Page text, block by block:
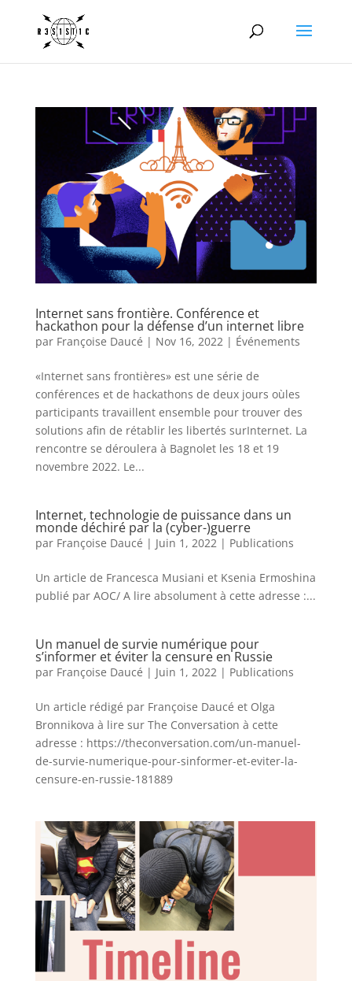
Internet sans frontière. Conférence et
hackathon pour la défense d’un internet libre
par Françoise Daucé | Nov 16, 2022| Événements
«Internet sans frontières» est une série de
conférences et de hackathons de deux jours oùles
participants travaillent ensemble pour trouver des
solutions afin de rétablir les libertés surInternet. La
rencontre se déroulera à Bagnolet les 18 et 19
novembre 2022. Le...
Internet, technologie de puissance dans un
monde déchiré par la (cyber-)guerre
par Françoise Daucé | Juin 1, 2022| Publications
Un article de Francesca Musiani et Ksenia Ermoshina
publié par AOC/ A lire absolument à cette adresse :...
Un manuel de survie numérique pour
s’informer et éviter la censure en Russie
par Françoise Daucé | Juin 1, 2022| Publications
Un article rédigé par Françoise Daucé et Olga
Bronnikova à lire sur The Conversation à cette
adresse : https://theconversation.com/un-manuel-
de-survie-numerique-pour-sinformer-et-eviter-la-
censure-en-russie-181889